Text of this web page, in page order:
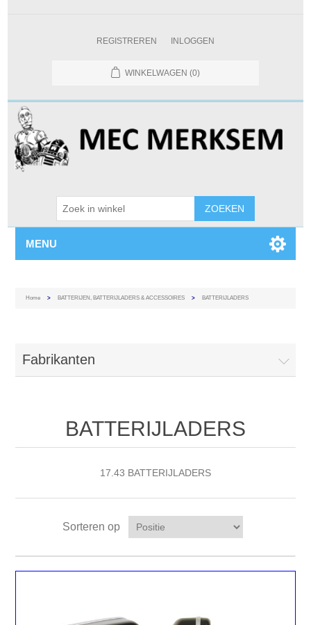
REGISTREREN INLOGGEN
WINKELWAGEN (0)
MENU
Home > BATTERIJEN, BATTERIJLADERS & ACCESSOIRES > BATTERIJLADERS
Fabrikanten
BATTERIJLADERS
17.43 BATTERIJLADERS
Sorteren op